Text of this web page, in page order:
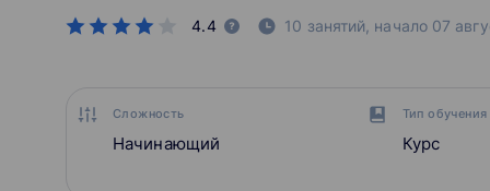
4.4 10 занятий, начало 07
Сложность
Начинающий
Тип обучения
Курс